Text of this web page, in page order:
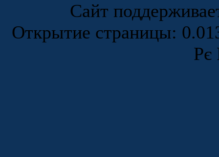
Сайт
Открытие страницы:
Рє